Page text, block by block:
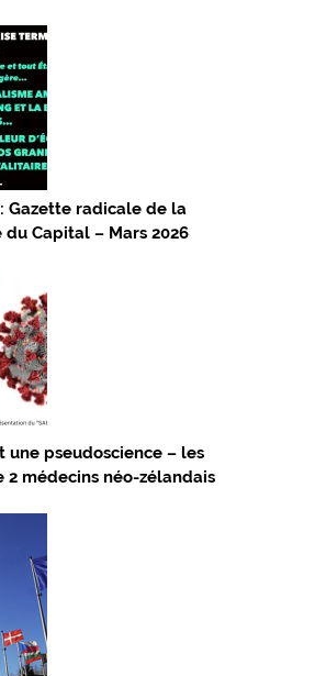
Gazette radicale de la
Capital – Mars 2026
une pseudoscience – les
2 médecins néo-zélandais